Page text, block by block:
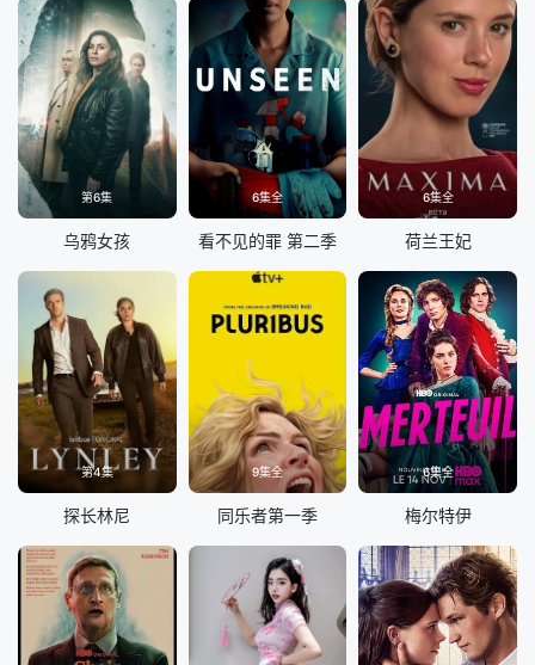
第6集
乌鸦女孩
6集全
看不见的罪 第二季
6集全
荷兰王妃
第4集
探长林尼
9集全
同乐者第一季
6集全
梅尔特伊